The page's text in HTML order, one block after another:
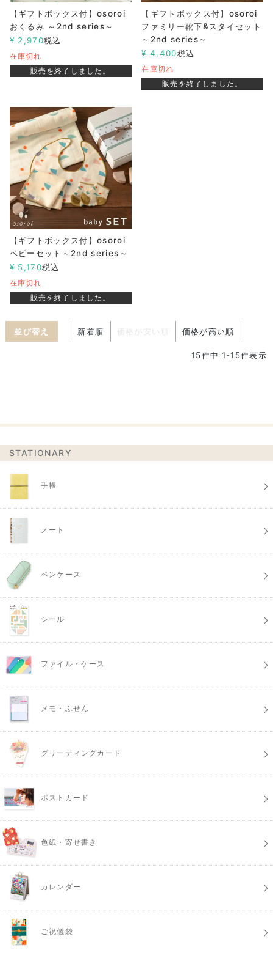
【ギフトボックス付】osoroi
おくるみ ～2nd series～
¥ 2,970税込
在庫切れ
販売を終了しました。
【ギフトボックス付】osoroi
ファミリー靴下&スタイセット
～2nd series～
¥ 4,400税込
在庫切れ
販売を終了しました。
【ギフトボックス付】osoroi
ベビーセット～2nd series～
¥ 5,170税込
在庫切れ
販売を終了しました。
並び替え 新着順 価格が安い順 価格が高い順
15件中 1-15件表示
STATIONARY
手帳
ノート
ペンケース
シール
ファイル・ケース
メモ・ふせん
グリーティングカード
ポストカード
色紙・寄せ書き
カレンダー
ご祝儀袋